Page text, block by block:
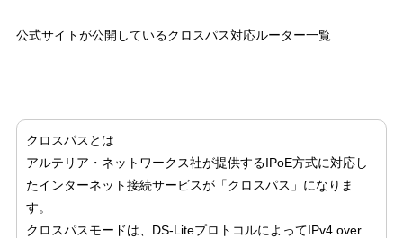
公式サイトが公開しているクロスパス対応ルーター一覧
クロスパスとは
アルテリア・ネットワークス社が提供するIPoE方式に対応し
たインターネット接続サービスが「クロスパス」になりま
す。
クロスパスモードは、DS-LiteプロトコルによってIPv4 over